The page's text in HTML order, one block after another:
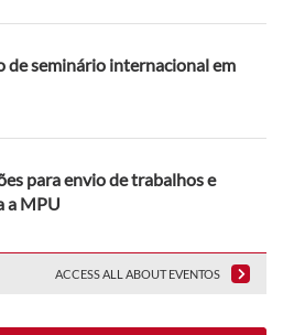
de seminário internacional em
para envio de trabalhos e
a MPU
ACCESS ALL ABOUT EVENTOS